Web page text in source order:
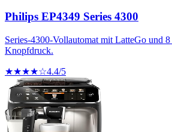
Philips EP4349 Series 4300
Series-4300-Vollautomat mit LatteGo und
Knopfdruck.
★★★★☆4.4/5